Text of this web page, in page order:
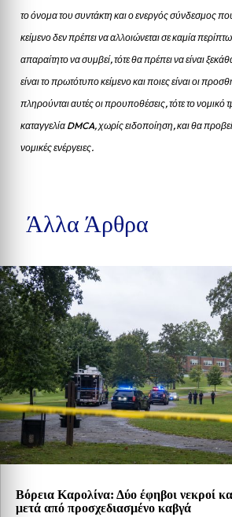
το όνομα του συντάκτη και ο ενεργός σύνδεσμος
κείμενο δεν πρέπει να αλλοιώνεται σε καμία
απαραίτητο να συμβεί, τότε θα πρέπει να είναι
είναι το πρωτότυπο κείμενο και ποιες είναι οι
πληρούνται αυτές οι προυποθέσεις, τότε το νομικό
καταγγελία DMCA, χωρίς ειδοποίηση, και θα
νομικές ενέργειες.
Άλλα Άρθρα
Βόρεια Καρολίνα: Δύο έφηβοι νεκροί
μετά από προσχεδιασμένο καβγά